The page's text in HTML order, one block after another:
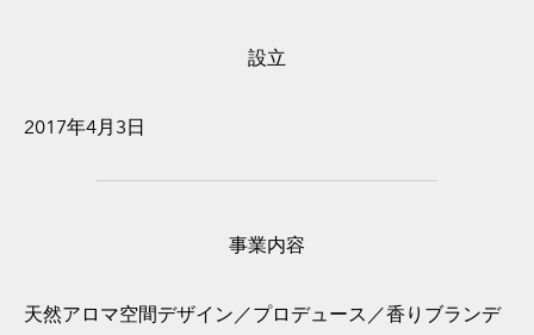
設立
2017年4月3日
事業内容
天然アロマ空間デザイン／プロデュース／香りブランデ